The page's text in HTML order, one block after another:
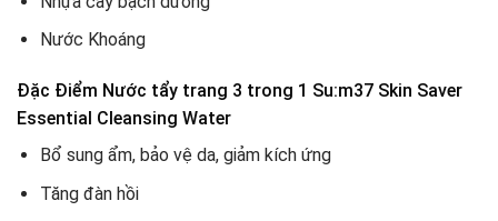
Nước Khoáng
Đặc Điểm Nước tẩy trang 3 trong 1 Su:m37 Skin Saver
Essential Cleansing Water
Bổ sung ẩm, bảo vệ da, giảm kích ứng
Tăng đàn hồi